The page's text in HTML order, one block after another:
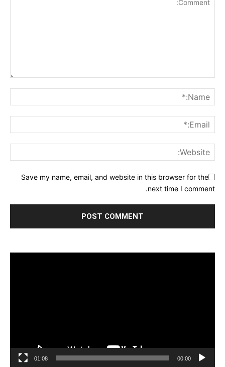
Save my name, email, and website in this browser for the
next time I comment.
00:00
01:08